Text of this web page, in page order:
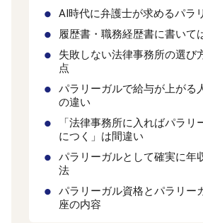
AI時代に弁護士が求めるパラ
履歴書・職務経歴書に書いて
失敗しない法律事務所の選び
点
パラリーガルで給与が上がる
の違い
「法律事務所に入ればパラリ
につく」は間違い
パラリーガルとして確実に年
法
パラリーガル資格とパラリー
座の内容